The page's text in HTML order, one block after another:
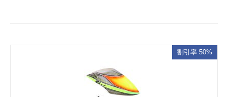
割引率 50%